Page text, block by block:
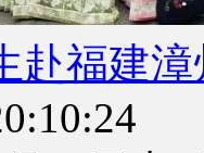
赴福建